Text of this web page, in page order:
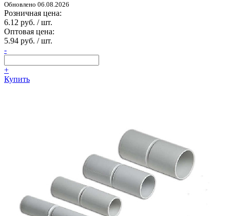
Обновлено 06.08.2026
Розничная цена:
6.12 руб. / шт.
Оптовая цена:
5.94 руб. / шт.
-
+
Купить